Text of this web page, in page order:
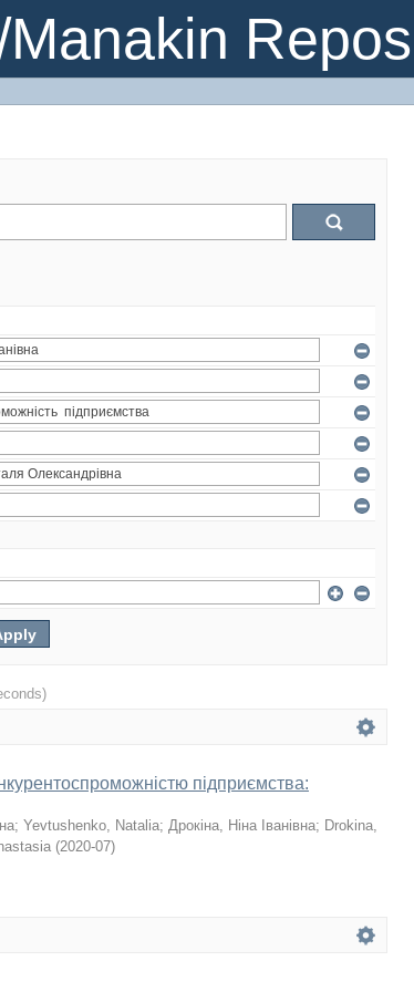
підприємства:
; Yevtushenko, Natalia; Дрокіна, Ніна Іванівна; Drokina,
(2020-07)